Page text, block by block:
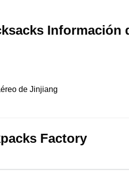
Información
de Jinjiang
Factory